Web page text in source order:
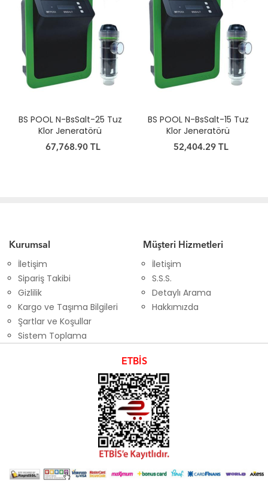
BS POOL N-BsSalt-25 Tuz
Klor Jeneratörü
67,768.90 TL
BS POOL N-BsSalt-15 Tuz
Klor Jeneratörü
52,404.29 TL
Kurumsal
İletişim
Sipariş Takibi
Gizlilik
Kargo ve Taşıma Bilgileri
Şartlar ve Koşullar
Sistem Toplama
Müşteri Hizmetleri
İletişim
S.S.S.
Detaylı Arama
Hakkımızda
ETBİS